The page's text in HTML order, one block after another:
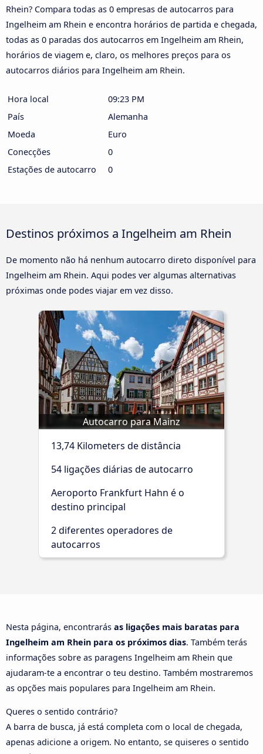
Rhein? Compara todas as 0 empresas de autocarros para
Ingelheim am Rhein e encontra horários de partida e chegada,
todas as 0 paradas dos autocarros em Ingelheim am Rhein,
horários de viagem e, claro, os melhores preços para os
autocarros diários para Ingelheim am Rhein.
Hora local
09:23 PM
País
Alemanha
Moeda
Euro
Conecções
0
Estações de autocarro
0
Destinos próximos a Ingelheim am Rhein
De momento não há nenhum autocarro direto disponível para
Ingelheim am Rhein. Aqui podes ver algumas alternativas
próximas onde podes viajar em vez disso.
Autocarro para Mainz
13,74 Kilometers de distância
54 ligações diárias de autocarro
Aeroporto Frankfurt Hahn é o
destino principal
2 diferentes operadores de
autocarros
Nesta página, encontrarás as ligações mais baratas para
Ingelheim am Rhein para os próximos dias. Também terás
informações sobre as paragens Ingelheim am Rhein que
ajudaram-te a encontrar o teu destino. Também mostraremos
as opções mais populares para Ingelheim am Rhein.
Queres o sentido contrário?
A barra de busca, já está completa com o local de chegada,
apenas adicione a origem. No entanto, se quiseres o sentido